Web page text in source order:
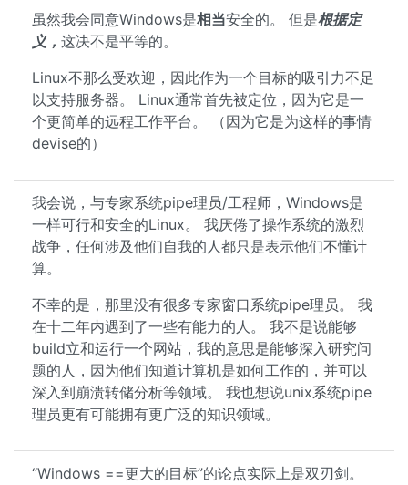
虽然我会同意Windows是相当安全的。 但是根据定
义， 这决不是平等的。
Linux不那么受欢迎，因此作为一个目标的吸引力不足
以支持服务器。 Linux通常首先被定位，因为它是一
个更简单的远程工作平台。 （因为它是为这样的事情
devise的）
我会说，与专家系统pipe理员/工程师，Windows是
一样可行和安全的Linux。 我厌倦了操作系统的激烈
战争，任何涉及他们自我的人都只是表示他们不懂计
算。
不幸的是，那里没有很多专家窗口系统pipe理员。 我
在十二年内遇到了一些有能力的人。 我不是说能够
build立和运行一个网站，我的意思是能够深入研究问
题的人，因为他们知道计算机是如何工作的，并可以
深入到崩溃转储分析等领域。 我也想说unix系统pipe
理员更有可能拥有更广泛的知识领域。
“Windows ==更大的目标”的论点实际上是双刃剑。